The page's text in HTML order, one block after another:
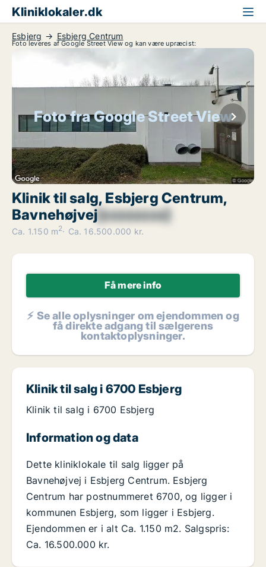
Kliniklokaler.dk
Esbjerg Esbjerg Centrum
Foto leveres af Google Street View og kan være upræcist:
Foto fra Google Street View
Klinik til salg, Esbjerg Centrum,
Bavnehøjvej[xxxxxxxx]
Ca. 1.150 m2 Ca. 16.500.000 kr.
Få mere info
⚡ Se alle oplysninger om ejendommen og
få direkte adgang til sælgerens
kontaktoplysninger.
Klinik til salg i 6700 Esbjerg
Klinik til salg i 6700 Esbjerg
Information og data
Dette kliniklokale til salg ligger på
Bavnehøjvej i Esbjerg Centrum. Esbjerg
Centrum har postnummeret 6700, og ligger i
kommunen Esbjerg, som ligger i Esbjerg.
Ejendommen er i alt Ca. 1.150 m2. Salgspris:
Ca. 16.500.000 kr.